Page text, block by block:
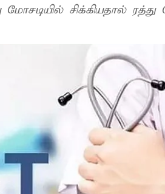
சிக்கியதால் ரத்து